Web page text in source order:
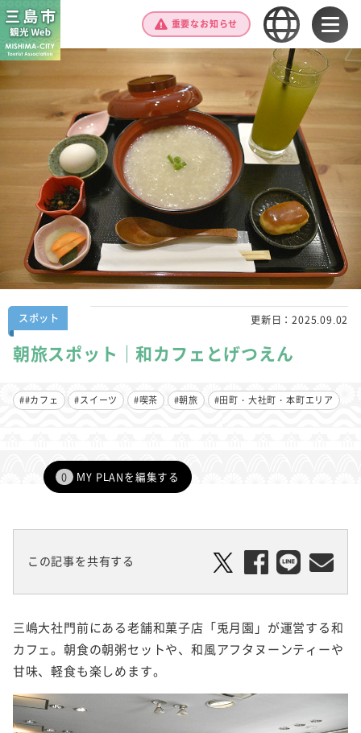
重要なお知らせ
スポット 更新日：2025.09.02
朝旅スポット｜和カフェとげつえん
##カフェ #スイーツ #喫茶 #朝旅 #田町・大社町・本町エリア
0 MY PLANを編集する
この記事を共有する
三嶋大社門前にある老舗和菓子店「兎月園」が運営する和
カフェ。朝食の朝粥セットや、和風アフタヌーンティーや
甘味、軽食も楽しめます。